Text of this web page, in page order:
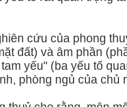
cứu của phong
đất) và âm phần
yếu" (ba yếu tố
phòng ngủ của chủ